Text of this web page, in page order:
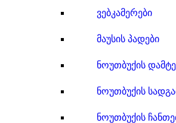
ვებკამერები
მაუსის პადები
ნოუთბუქის
ნოუთბუქის
ნოუთბუქის